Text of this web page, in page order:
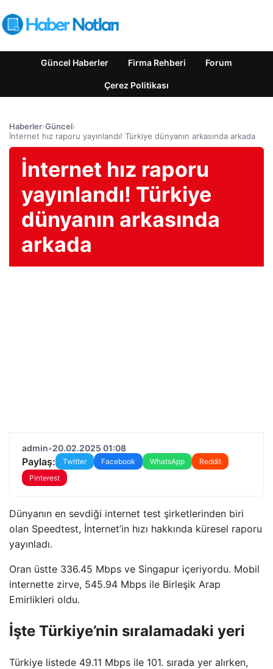
Güncel Haberler Firma Rehberi Forum
Çerez Politikası
Haberler›Güncel›
İnternet hız raporu yayınlandı! Türkiye dünyanın arkasında arkada
İnternet hız raporu
yayınlandı! Türkiye
dünyanın arkasında
arkada
admin•20.02.2025 01:08
Paylaş: Twitter Facebook WhatsApp
Reddit
Pinterest
Dünyanın en sevdiği internet test şirketlerinden biri
olan Speedtest, İnternet’in hızı hakkında küresel raporu
yayınladı.
Oran üstte 336.45 Mbps ve Singapur içeriyordu. Mobil
internette zirve, 545.94 Mbps ile Birleşik Arap
Emirlikleri oldu.
İşte Türkiye’nin sıralamadaki yeri
Türkiye listede 49.11 Mbps ile 101. sırada yer alırken,